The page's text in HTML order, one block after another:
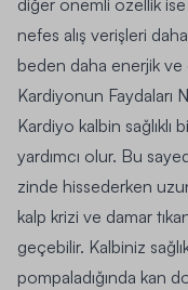
diğer önemli özellik
nefes alış verişleri
beden daha enerjik
Kardiyonun Faydaları
Kardiyo kalbin sağlıklı
yardımcı olur. Bu
zinde hissederken
kalp krizi ve damar
geçebilir. Kalbiniz
pompaladığında kan